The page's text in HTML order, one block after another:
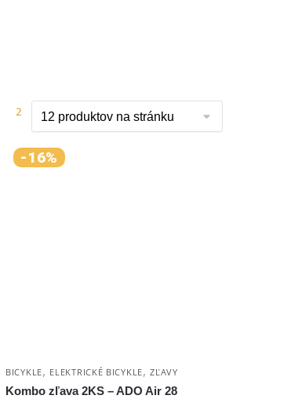
2
-16%
BICYKLE, ELEKTRICKÉ BICYKLE,ZĽAVY
Kombo zľava 2KS – ADO Air 28